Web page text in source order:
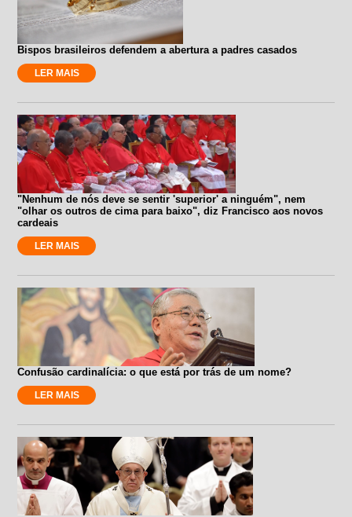
Bispos brasileiros defendem a abertura a padres casados
LER MAIS
"Nenhum de nós deve se sentir 'superior' a ninguém", nem
"olhar os outros de cima para baixo", diz Francisco aos novos
cardeais
LER MAIS
Confusão cardinalícia: o que está por trás de um nome?
LER MAIS